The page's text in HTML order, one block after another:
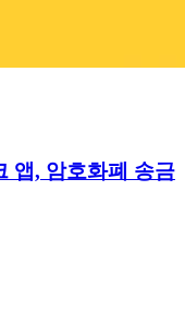
앱, 암호화폐 송금